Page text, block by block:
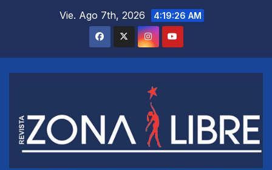
Vie. Ago 7th, 2026 4:19:27 AM